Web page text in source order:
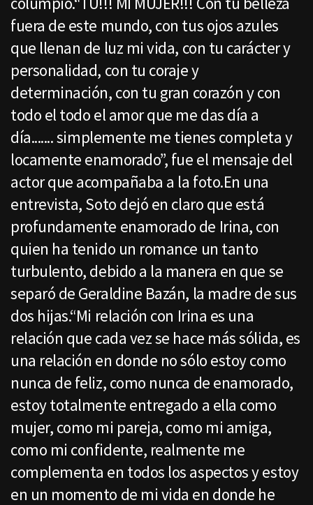
fuera de este mundo, con tus ojos azules
que llenan de luz mi vida, con tu carácter y
personalidad, con tu coraje y
determinación, con tu gran corazón y con
todo el todo el amor que me das día a
día....... simplemente me tienes completa y
locamente enamorado”, fue el mensaje del
actor que acompañaba a la foto.En una
entrevista, Soto dejó en claro que está
profundamente enamorado de Irina, con
quien ha tenido un romance un tanto
turbulento, debido a la manera en que se
separó de Geraldine Bazán, la madre de sus
dos hijas.“Mi relación con Irina es una
relación que cada vez se hace más sólida, es
una relación en donde no sólo estoy como
nunca de feliz, como nunca de enamorado,
estoy totalmente entregado a ella como
mujer, como mi pareja, como mi amiga,
como mi confidente, realmente me
complementa en todos los aspectos y estoy
en un momento de mi vida en donde he